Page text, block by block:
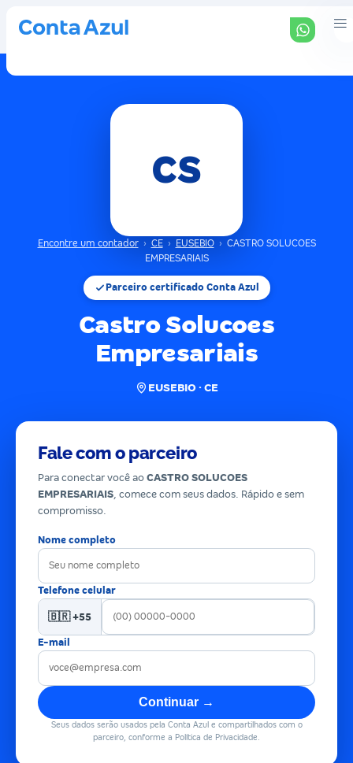
CS
Encontre um contador › CE › EUSEBIO › CASTRO SOLUCOES
EMPRESARIAIS
Parceiro certificado Conta Azul
Castro Solucoes
Empresariais
EUSEBIO · CE
Fale com o parceiro
Para conectar você ao CASTRO SOLUCOES
EMPRESARIAIS, comece com seus dados. Rápido e sem
compromisso.
Nome completo
Telefone celular
🇧🇷 +55
E-mail
Continuar →
Seus dados serão usados pela Conta Azul e compartilhados com o
parceiro, conforme a Política de Privacidade.